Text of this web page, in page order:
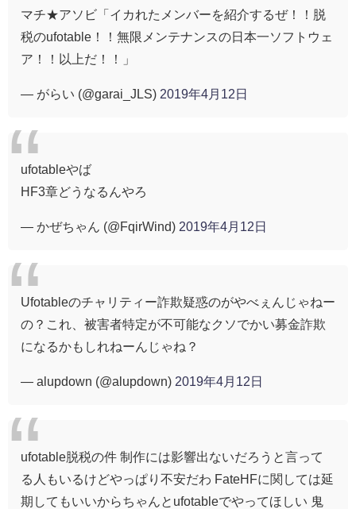
マチ★アソビ「イカれたメンバーを紹介するぜ！！脱
税のufotable！！無限メンテナンスの日本一ソフトウェ
ア！！以上だ！！」
— がらい (@garai_JLS) 2019年4月12日
ufotableやば
HF3章どうなるんやろ
— かぜちゃん (@FqirWind) 2019年4月12日
Ufotableのチャリティー詐欺疑惑のがやべぇんじゃねー
の？これ、被害者特定が不可能なクソでかい募金詐欺
になるかもしれねーんじゃね？
— alupdown (@alupdown) 2019年4月12日
ufotable脱税の件 制作には影響出ないだろうと言って
る人もいるけどやっぱり不安だわ FateHFに関しては延
期してもいいからちゃんとufotableでやってほしい 鬼